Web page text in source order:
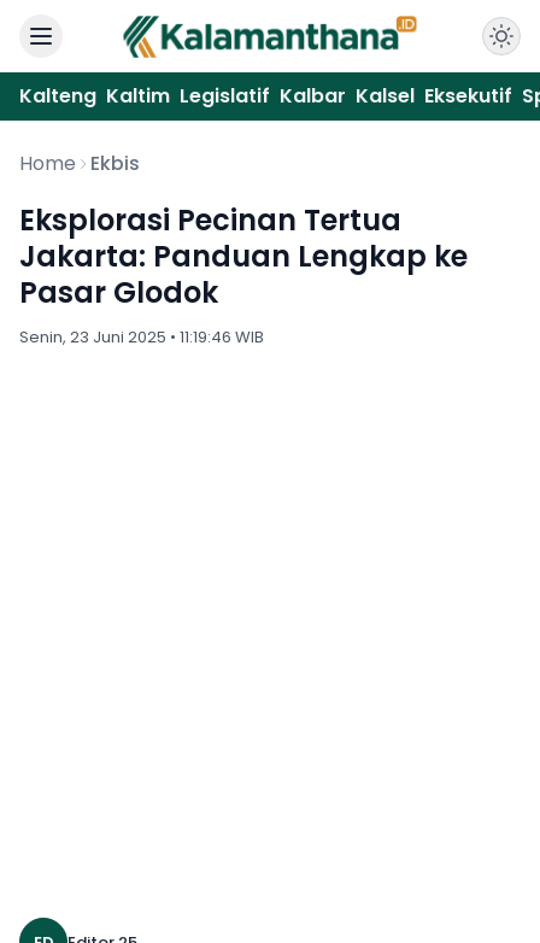
Kalteng Kaltim Legislatif Kalbar Kalsel Eksekutif
Home Ekbis
Eksplorasi Pecinan Tertua
Jakarta: Panduan Lengkap ke
Pasar Glodok
Senin, 23 Juni 2025 • 11:19:46 WIB